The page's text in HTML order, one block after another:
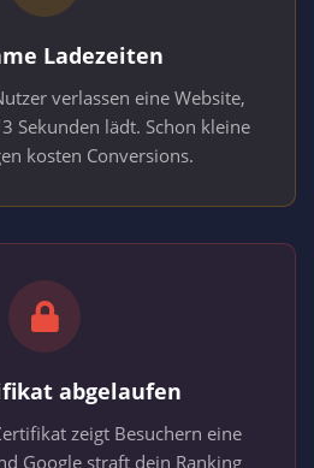
Ladezeiten
verlassen eine Website,
Sekunden lädt. Schon kleine
kosten Conversions.
abgelaufen
zeigt Besuchern eine
Google straft dein Ranking